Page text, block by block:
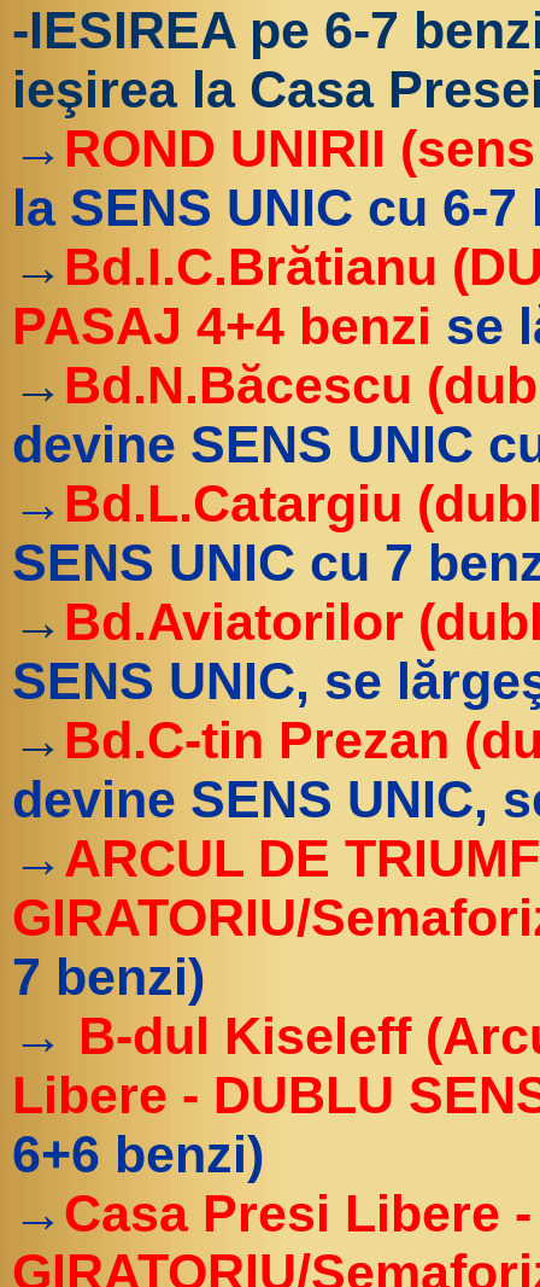
-IESIREA pe 6-7
ieşirea la Casa
→ ROND UNIRII
la SENS UNIC cu 6-7
→ Bd.I.C.Brătianu
PASAJ 4+4 benzi se
→ Bd.N.Băcescu
devine SENS UNIC
→ Bd.L.Catargiu
SENS UNIC cu 7
→ Bd.Aviatorilor
SENS UNIC, se
→ Bd.C-tin Prezan
devine SENS UNIC,
→ ARCUL DE
GIRATORIU/
7 benzi)
→ B-dul Kiseleff
Libere - DUBLU
6+6 benzi)
→ Casa Presi Libere
GIRATORIU/